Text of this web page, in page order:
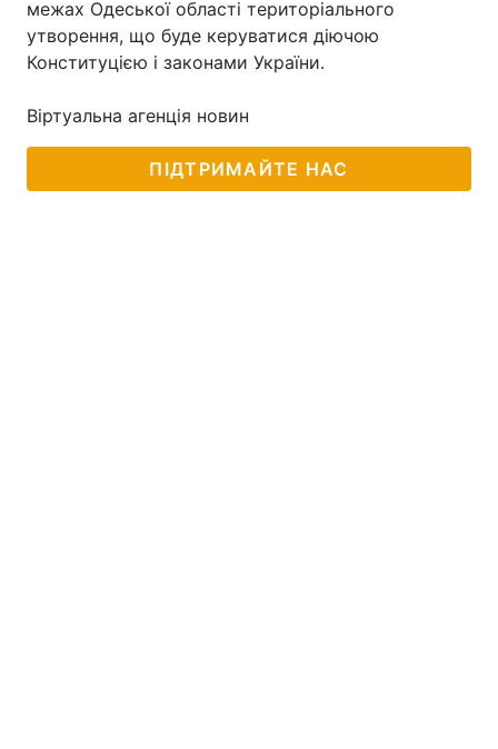
Спорт Наука
Техно і зв'язок Лайт
Здоров'я Туризм
межах Одеської області територіального
утворення, що буде керуватися діючою
Конституцією і законами України.
Віртуальна агенція новин
ПІДТРИМАЙТЕ НАС